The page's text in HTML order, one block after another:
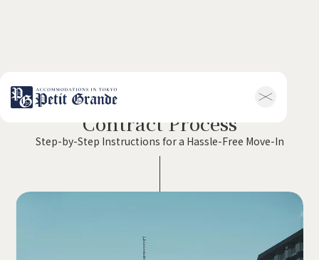
会社概要
お知らせ全般
新着情報
自転車登録
利用規約
Contract Process
Step-by-Step Instructions for a Hassle-Free Move-In